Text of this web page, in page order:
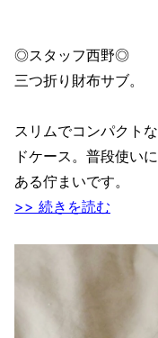
◎スタッフ西野◎
三つ折り財布サブ。
スリムでコンパクト
ドケース。普段使い
ある佇まいです。
>> 続きを読む